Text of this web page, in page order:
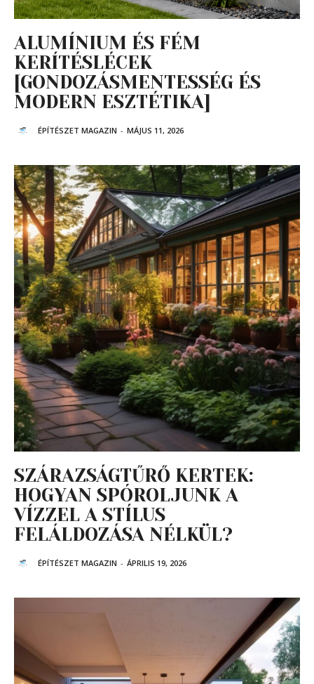
ALUMÍNIUM ÉS FÉM
KERÍTÉSLÉCEK
[GONDOZÁSMENTESSÉG ÉS
MODERN ESZTÉTIKA]
ÉPÍTÉSZET MAGAZIN - MÁJUS 11, 2026
SZÁRAZSÁGTŰRŐ KERTEK:
HOGYAN SPÓROLJUNK A
VÍZZEL A STÍLUS
FELÁLDOZÁSA NÉLKÜL?
ÉPÍTÉSZET MAGAZIN - ÁPRILIS 19, 2026